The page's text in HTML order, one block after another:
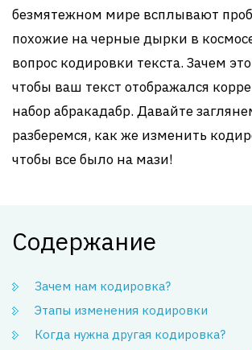
безмятежном мире всплывают
похожие на черные дырки в
вопрос кодировки текста. Зачем
чтобы ваш текст отображался
набор абракадабр. Давайте
разберемся, как же изменить
чтобы все было на мази!
Содержание
Зачем нам кодировка?
Этапы изменения кодировки
Когда нужна другая кодировка?